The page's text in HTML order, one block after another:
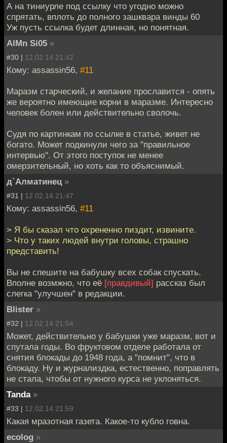
А на тиниурле под ссылку что угодно можно
спрятать, вплоть до полного зашквара винды 60
Уж пусть ссылка будет длинная, но понятная.
AlMn Si05 »
#30 | 12.02.14 21:42
Кому: assassin56, #11
Маразм старческий, и желание прославится - опять
же вероятно имеющие корни в маразме. Интересно
человек болен или действительно сволочь.
Судя по картинкам по ссылке в статье, живет не
богато. Может подкинули чего за "правильное
интервью". От этого поступок не менее
омерзительный, но хоть как то объяснимый.
д`Алматинец »
#31 | 12.02.14 21:47
Кому: assassin56, #11
> Я бы сказал что охрененно пиздит, извините.
> Что у таких людей внутри головы, страшно
представить!
Вы не спешите на бабушку всех собак спускать.
Вполне возмжно, что её [правдивый] рассказ был
слегка "улучшен" в редакции.
Blister »
#32 | 12.02.14 21:54
Может, действительно у бабушки уже маразм, вот и
спутала годы. Во фруктовом отделе работала от
снятия блокады до 1948 года, а "помнит", что в
блокаду. Ну и журнализдка, естественно, поправлять
не стала, чтобы от нужного курса не уклоняться.
Tanda »
#33 | 12.02.14 21:59
Какая мразотная газета. Какое-то кубло говна.
ecolog »